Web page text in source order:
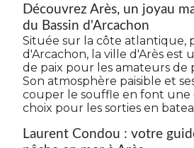
Découvrez Arès, un joyau
du Bassin d'Arcachon
Située sur la côte atlantique,
d'Arcachon, la ville d'Arès est
de paix pour les amateurs de
Son atmosphère paisible et
couper le souffle en font une
choix pour les sorties en
Laurent Condou : votre